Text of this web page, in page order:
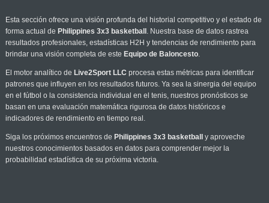
Esta sección ofrece una visión profunda del historial competitivo y el estado de
forma actual de Philippines 3x3 basketball . Nuestra base de datos rastrea
resultados profesionales, estadísticas H2H y tendencias de rendimiento para
brindar una visión completa de este Equipo de Baloncesto.
El motor analítico de Live2Sport LLC procesa estas métricas para identificar
patrones que influyen en los resultados futuros. Ya sea la sinergia del equipo
en el fútbol o la consistencia individual en el tenis, nuestros pronósticos se
basan en una evaluación matemática rigurosa de datos históricos e
indicadores de rendimiento en tiempo real.
Siga los próximos encuentros de Philippines 3x3 basketball
y aproveche
nuestros conocimientos basados en datos para comprender mejor la
probabilidad estadística de su próxima victoria.